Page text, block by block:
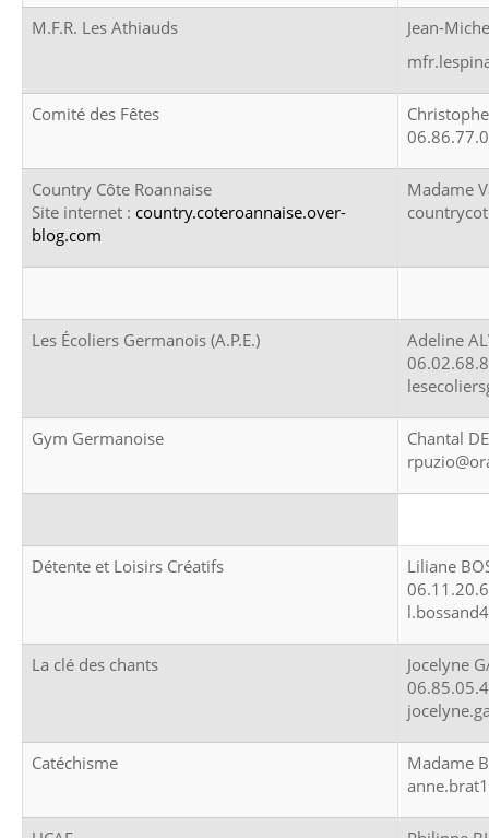
M.F.R. Les Athiauds
Jean-
Comité des Fêtes
Christophe
Country Côte Roannaise
Site internet : country.coteroannaise.over-
blog.com
Madame
Les Écoliers Germanois (A.P.E.)
Adeline
Gym Germanoise
Chantal
Détente et Loisirs Créatifs
Liliane
La clé des chants
Jocelyne
Catéchisme
Madame